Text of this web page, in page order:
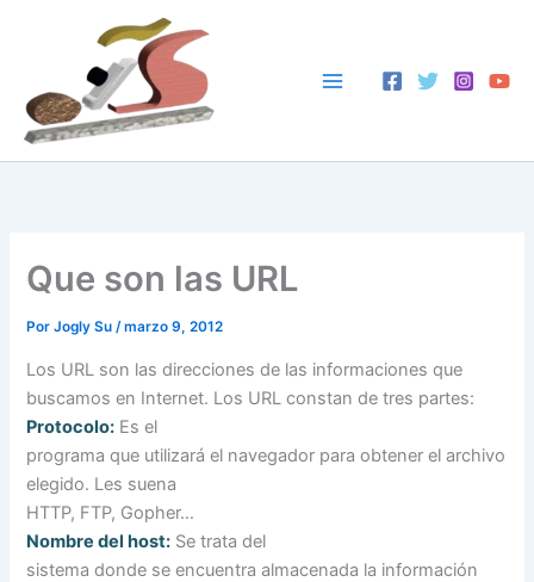
Que son las URL
PorJogly Su/marzo 9, 2012
Los URL son las direcciones de las informaciones que
buscamos en Internet. Los URL constan de tres partes:
Protocolo: Es el
programa que utilizará el navegador para obtener el archivo
elegido. Les suena
HTTP, FTP, Gopher…
Nombre del host: Se trata del
sistema donde se encuentra almacenada la información